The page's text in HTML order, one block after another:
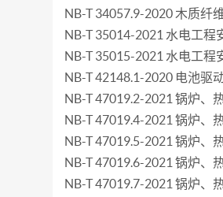
NB-T 34057.9-2020 木质纤
NB-T 35014-2021 水电工
NB-T 35015-2021 水电工
NB-T 42148.1-2020 电池驱
NB-T 47019.2-2021 锅炉、
NB-T 47019.4-2021 锅炉、
NB-T 47019.5-2021 锅炉、
NB-T 47019.6-2021 锅炉、
NB-T 47019.7-2021 锅炉、